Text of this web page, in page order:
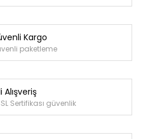
Kargo
paketleme
Sertifikası güvenlik